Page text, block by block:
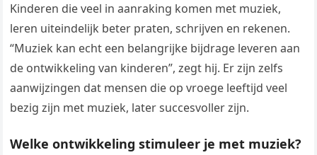
Kinderen die veel in aanraking komen met muziek,
leren uiteindelijk beter praten, schrijven en rekenen.
“Muziek kan echt een belangrijke bijdrage leveren aan
de ontwikkeling van kinderen”, zegt hij. Er zijn zelfs
aanwijzingen dat mensen die op vroege leeftijd veel
bezig zijn met muziek, later succesvoller zijn.
Welke ontwikkeling stimuleer je met muziek?